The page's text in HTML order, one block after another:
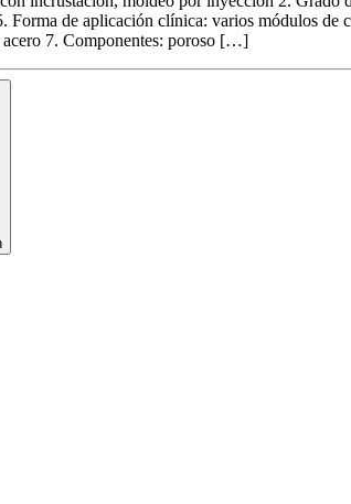
de aplicación clínica: varios módulos
acero 7. Componentes: poroso […]